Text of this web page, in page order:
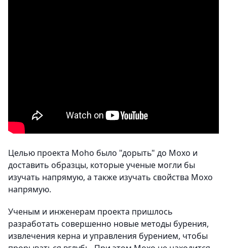
Целью проекта Moho было "дорыть" до Мохо и
доставить образцы, которые ученые могли бы
изучать напрямую, а также изучать свойства Мохо
напрямую.
Ученым и инженерам проекта пришлось
разработать совершенно новые методы бурения,
извлечения керна и управления бурением, чтобы